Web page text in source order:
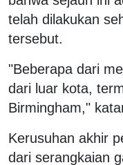
telah dilakukan
tersebut.
"Beberapa dari
dari luar kota,
Birmingham,"
Kerusuhan akhir
dari serangkaian